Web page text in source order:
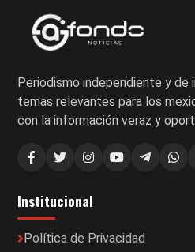
Periodismo independiente y de
temas relevantes para los
con la información veraz y
Institucional
Política de Privacidad